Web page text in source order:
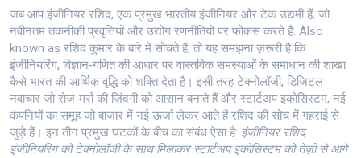
जब आपइंजीनियर रशिद, एक प्रमुख भारतीय इंजीनियर और टेक उद्यमी हैं, जो
नवीनतम तकनीकी प्रवृत्तियों और उद्योग रणनीतियों पर फोकस करते हैं. Also
known as रशिद कुमार के बारे में सोचते हैं, तो यह समझना ज़रूरी है कि
इंजीनियरिंग, विज्ञान‑गणित की आधार पर वास्तविक समस्याओं के समाधान की शाखा
कैसे भारत की आर्थिक वृद्धि को शक्ति देता है। इसी तरहटेक्नोलॉजी, डिजिटल
नवाचार जो रोज‑मर्रा की ज़िंदगी को आसान बनाते हैंऔर स्टार्टअप इकोसिस्टम, नई
कंपनियों का समूह जो बाजार में नई ऊर्जा लेकर आते हैंरशिद की सोच में गहराई से
जुड़े हैं। इन तीन प्रमुख घटकों के बीच का संबंध ऐसा है: इंजीनियर रशिद
इंजीनियरिंग को टेक्नोलॉजी के साथ मिलाकर स्टार्टअप इकोसिस्टम को तेज़ी से आगे